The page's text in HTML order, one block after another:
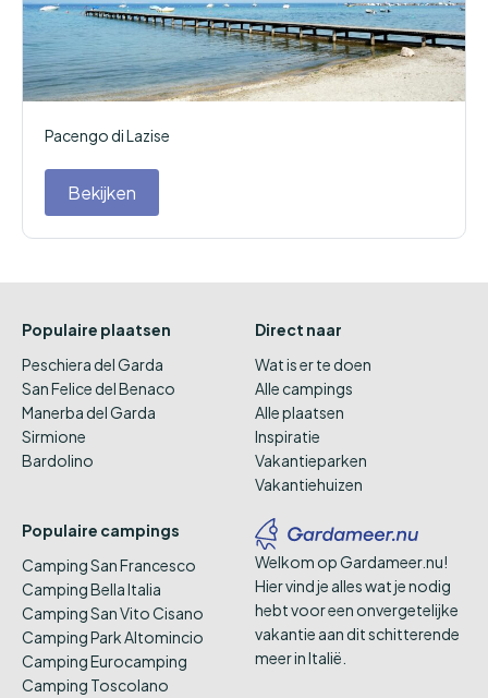
Pacengo di Lazise
Bekijken
Populaire plaatsen
Peschiera del Garda
San Felice del Benaco
Manerba del Garda
Sirmione
Bardolino
Direct naar
Wat is er te doen
Alle campings
Alle plaatsen
Inspiratie
Vakantieparken
Vakantiehuizen
Populaire campings
Camping San Francesco
Camping Bella Italia
Camping San Vito Cisano
Camping Park Altomincio
Camping Eurocamping
Camping Toscolano
Welkom op Gardameer.nu!
Hier vind je alles wat je nodig
hebt voor een onvergetelijke
vakantie aan dit schitterende
meer in Italië.